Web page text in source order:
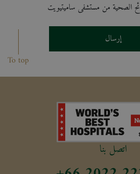
الصحية من مستشفى ساميتيويت
إرسال
To top
اتصل بنا